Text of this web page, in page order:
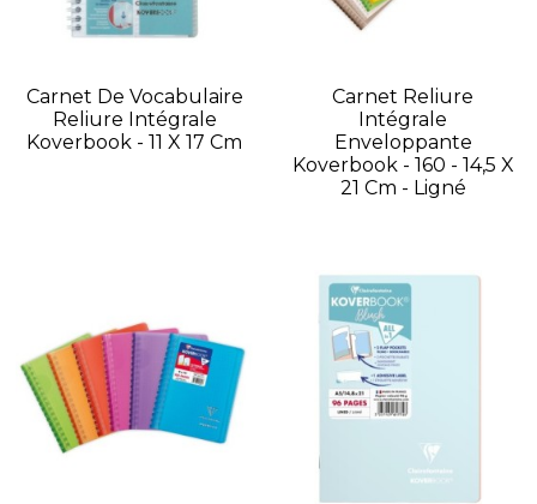
Carnet De Vocabulaire
Reliure Intégrale
Koverbook - 11 X 17 Cm
Carnet Reliure
Intégrale
Enveloppante
Koverbook - 160 - 14,5 X
21 Cm - Ligné